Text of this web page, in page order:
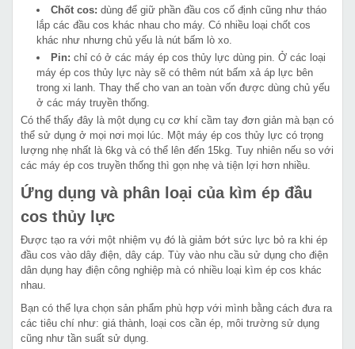
Chốt cos: dùng để giữ phần đầu cos cố định cũng như tháo
lắp các đầu cos khác nhau cho máy. Có nhiều loại chốt cos
khác như nhưng chủ yếu là nút bấm lò xo.
Pin: chỉ có ở các máy ép cos thủy lực dùng pin. Ở các loại
máy ép cos thủy lực này sẽ có thêm nút bấm xả áp lực bên
trong xi lanh. Thay thế cho van an toàn vốn được dùng chủ yếu
ở các máy truyền thống.
Có thể thấy đây là một dụng cụ cơ khí cầm tay đơn giản mà bạn có
thể sử dụng ở mọi nơi mọi lúc. Một máy ép cos thủy lực có trọng
lượng nhẹ nhất là 6kg và có thể lên đến 15kg. Tuy nhiên nếu so với
các máy ép cos truyền thống thì gọn nhẹ và tiện lợi hơn nhiều.
Ứng dụng và phân loại của kìm ép đầu
cos thủy lực
Được tạo ra với một nhiệm vụ đó là giảm bớt sức lực bỏ ra khi ép
đầu cos vào dây điện, dây cáp. Tùy vào nhu cầu sử dụng cho điện
dân dụng hay điện công nghiệp mà có nhiều loại kìm ép cos khác
nhau.
Bạn có thể lựa chọn sản phẩm phù hợp với mình bằng cách đưa ra
các tiêu chí như: giá thành, loại cos cần ép, môi trường sử dụng
cũng như tần suất sử dụng.